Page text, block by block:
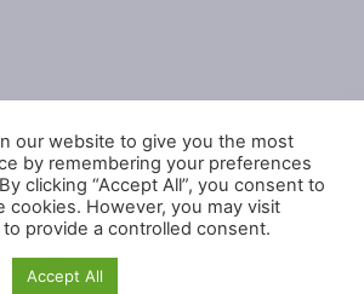
our website to give you the most
by remembering your preferences
clicking “Accept All”, you consent to
cookies. However, you may visit
provide a controlled consent.
Accept All